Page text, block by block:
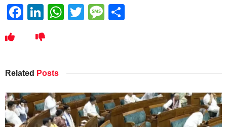
Facebook
LinkedIn
WhatsApp
TwitterMessage
Related Posts